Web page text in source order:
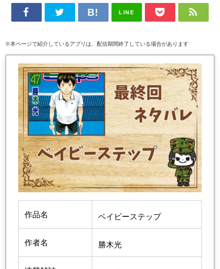
LINE
※本ページで紹介しているアプリは、配信期間終了している場合があります
作品名 ベイビーステップ
作者名 勝木光